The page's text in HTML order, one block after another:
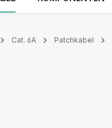
Cat. 6A Patchkabel